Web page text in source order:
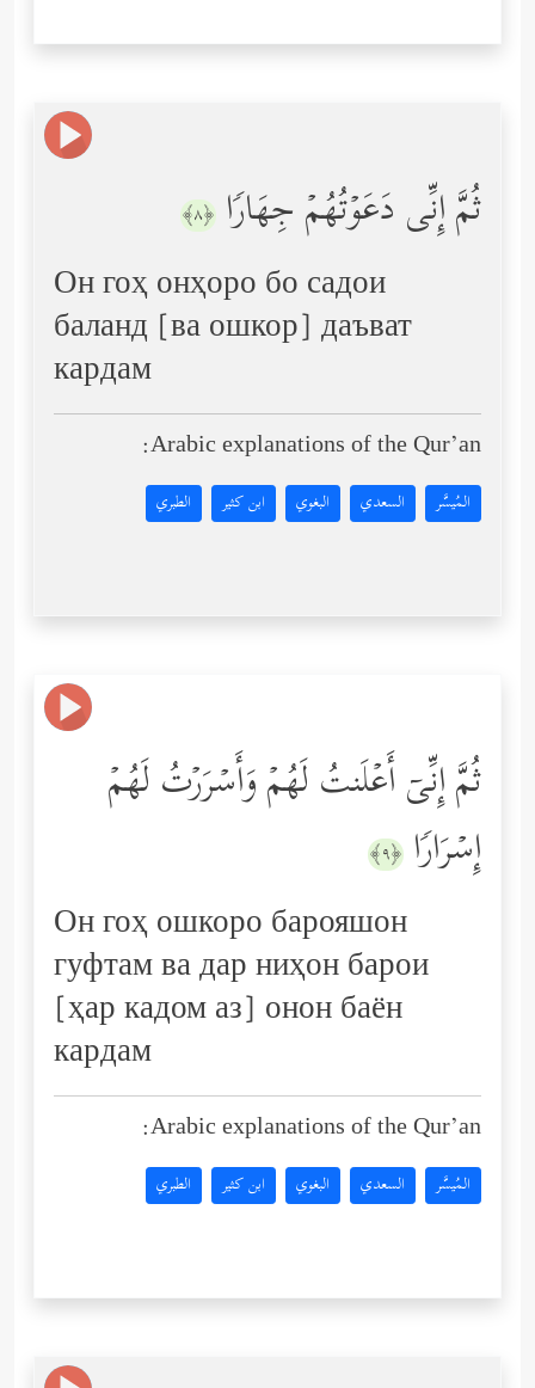
ثُمَّ إِنِّی دَعَوۡتُهُمۡ جِهَارࣰا ﴿٨﴾
Он гоҳ онҳоро бо садои
баланд [ва ошкор] даъват
кардам
Arabic explanations of the Qur’an:
المُيسَّر السعدي البغوي ابن كثير الطبري
ثُمَّ إِنِّیۤ أَعۡلَنتُ لَهُمۡ وَأَسۡرَرۡتُ لَهُمۡ
إِسۡرَارࣰا ﴿٩﴾
Он гоҳ ошкоро барояшон
гуфтам ва дар ниҳон барои
[ҳар кадом аз] онон баён
кардам
Arabic explanations of the Qur’an:
المُيسَّر السعدي البغوي ابن كثير الطبري